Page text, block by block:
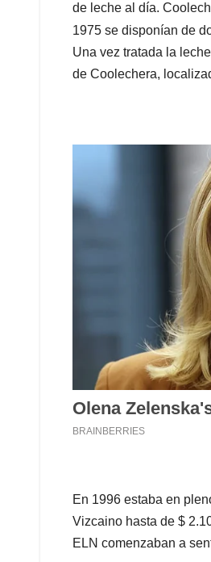
de leche al día.
1975 se disponían de
Una vez tratada la
de Coolechera,
En 1996 estaba en
Vizcaino hasta de $
ELN comenzaban a